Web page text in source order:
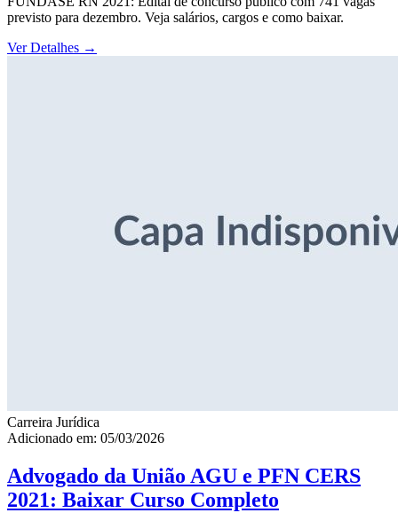
previsto para dezembro. Veja salários, cargos e como baixar.
Ver Detalhes →
Carreira Jurídica
Adicionado em: 05/03/2026
Advogado da União AGU e PFN CERS
2021: Baixar Curso Completo